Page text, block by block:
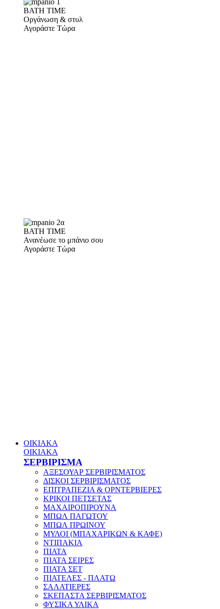
ΒΑΤΗ ΤΙΜΕ
Οργάνωση & στυλ
Αγοράστε Τώρα
BATH TIME
Ανανέωσε το μπάνιο σου
Αγοράστε Τώρα
ΟΙΚΙΑΚΑ
ΟΙΚΙΑΚΑ
ΣΕΡΒΙΡΙΣΜΑ
ΑΞΕΣΟΥΑΡ ΣΕΡΒΙΡΙΣΜΑΤΟΣ
ΔΙΣΚΟΙ ΣΕΡΒΙΡΙΣΜΑΤΟΣ
ΕΠΙΤΡΑΠΕΖΙΑ & ΟΡΝΤΕΡΒΙΕΡΕΣ
ΚΡΙΚΟΙ ΠΕΤΣΕΤΑΣ
ΜΑΧΑΙΡΟΠΙΡΟΥΝΑ
ΜΠΩΛ ΠΑΓΩΤΟΥ
ΜΠΩΛ ΠΡΩΙΝΟΥ
ΜΥΛΟΙ (ΜΠΑΧΑΡΙΚΩΝ & ΚΑΦΕ)
ΝΤΙΠΑΚΙΑ
ΠΙΑΤΑ
ΠΙΑΤΑ ΣΕΙΡΕΣ
ΠΙΑΤΑ ΣΕΤ
ΠΙΑΤΕΛΕΣ - ΠΛΑΤΩ
ΣΑΛΑΤΙΕΡΕΣ
ΣΚΕΠΑΣΤΑ ΣΕΡΒΙΡΙΣΜΑΤΟΣ
ΦΥΣΙΚΑ ΥΛΙΚΑ